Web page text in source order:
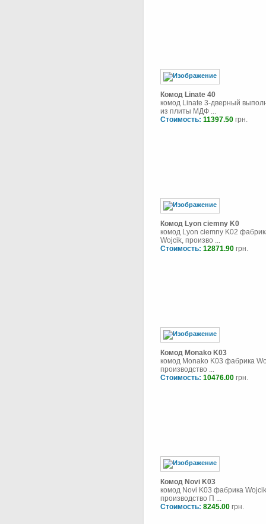
Комод Linate 40
комод Linate 3-дверный
из плиты МДФ ...
Стоимость: 11397.50 грн.
Комод Lyon ciemny K0
комод Lyon ciemny K02
Wojcik, произво ...
Стоимость: 12871.90 грн.
Комод Monako K03
комод Monako K03 фабрика
производство ...
Стоимость: 10476.00 грн.
Комод Novi K03
комод Novi K03 фабрика
производство П ...
Стоимость: 8245.00 грн.